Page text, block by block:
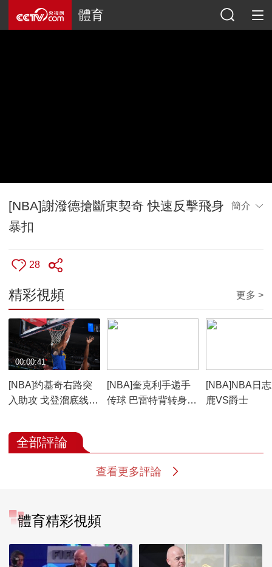
體育
[NBA]謝潑德搶斷東契奇 快速反擊飛身
暴扣
簡介
28
精彩視頻 更多 >
[NBA]约基奇右路突
入助攻 戈登溜底线背
00:00:41
[NBA]奎克利手递手
传球 巴雷特背转身强
[NBA]NBA日
鹿VS爵士
全部評論
查看更多評論
體育精彩視頻